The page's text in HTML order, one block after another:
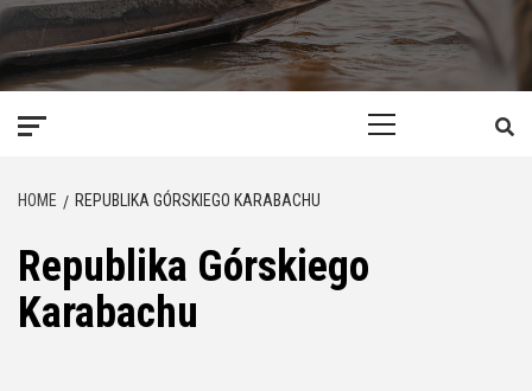
HOME REPUBLIKA GÓRSKIEGO KARABACHU
Republika Górskiego
Karabachu